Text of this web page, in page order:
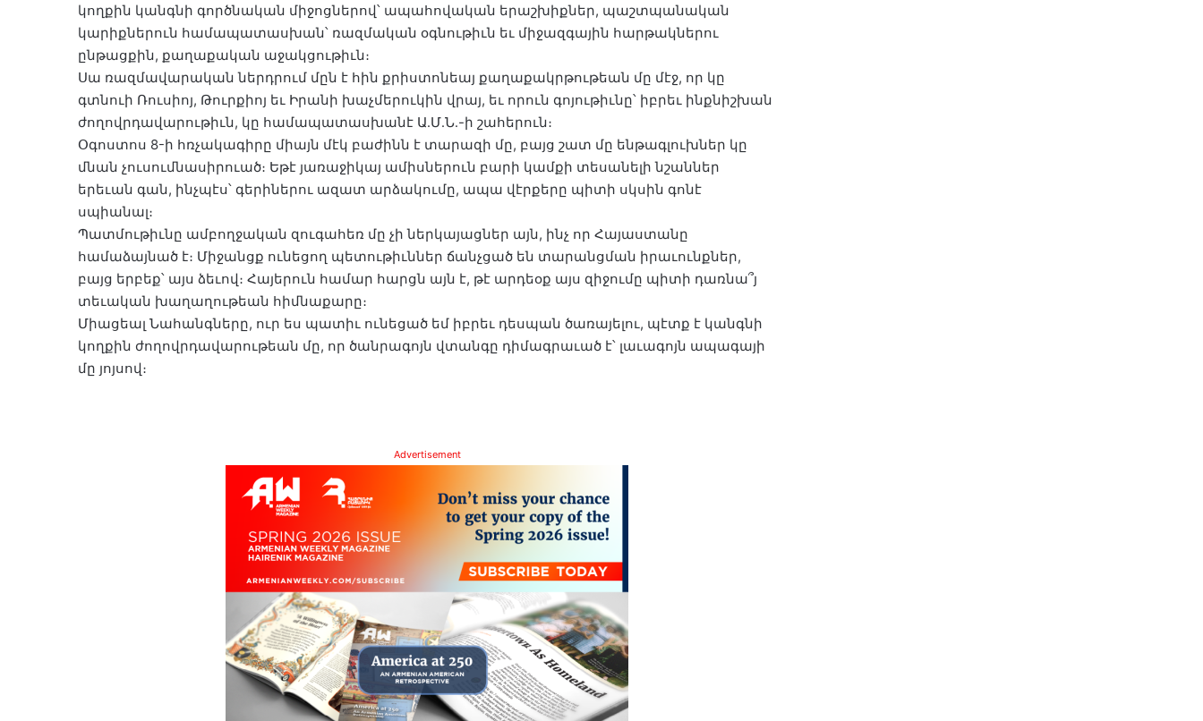
կողքին կանգնի գործնական միջոցներով՝ ապահովական երաշխիքներ, պաշտպանական
կարիքներուն համապատասխան՝ ռազմական օգնութիւն եւ միջազգային հարթակներու
ընթացքին, քաղաքական աջակցութիւն։
Սա ռազմավարական ներդրում մըն է հին քրիստոնեայ քաղաքակրթութեան մը մէջ, որ կը
գտնուի Ռուսիոյ, Թուրքիոյ եւ Իրանի խաչմերուկին վրայ, եւ որուն գոյութիւնը՝ իբրեւ ինքնիշխան
ժողովրդավարութիւն, կը համապատասխանէ Ա․Մ․Ն․-ի շահերուն։
Օգոստոս 8-ի հռչակագիրը միայն մէկ բաժինն է տարազի մը, բայց շատ մը ենթագլուխներ կը
մնան չուսումնասիրուած։ Եթէ յառաջիկայ ամիսներուն բարի կամքի տեսանելի նշաններ
երեւան գան, ինչպէս՝ գերիներու ազատ արձակումը, ապա վէրքերը պիտի սկսին գոնէ
սպիանալ։
Պատմութիւնը ամբողջական զուգահեռ մը չի ներկայացներ այն, ինչ որ Հայաստանը
համաձայնած է։ Միջանցք ունեցող պետութիւններ ճանչցած են տարանցման իրաւունքներ,
բայց երբեք՝ այս ձեւով։ Հայերուն համար հարցն այն է, թէ արդեօք այս զիջումը պիտի դառնա՞յ
տեւական խաղաղութեան հիմնաքարը։
Միացեալ Նահանգները, ուր ես պատիւ ունեցած եմ իբրեւ դեսպան ծառայելու, պէտք է կանգնի
կողքին ժողովրդավարութեան մը, որ ծանրագոյն վտանգը դիմագրաւած է՝ լաւագոյն ապագայի
մը յոյսով։
Advertisement